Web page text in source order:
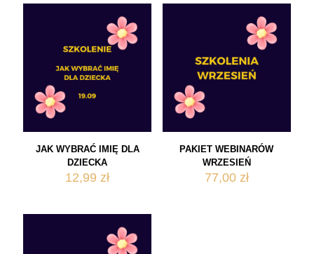
JAK WYBRAĆ IMIĘ DLA
DZIECKA
12,99zł
PAKIET WEBINARÓW
WRZESIEŃ
77,00 zł